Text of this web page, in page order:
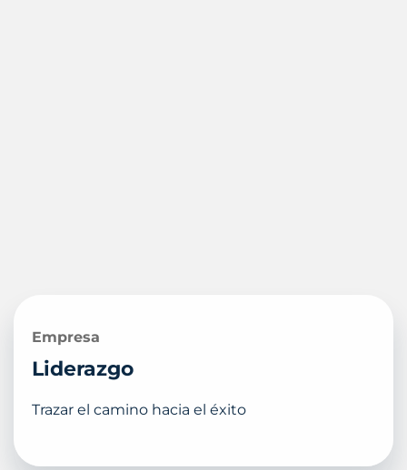
Empresa
Liderazgo
Trazar el camino hacia el éxito